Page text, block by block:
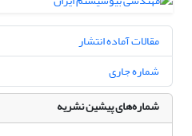
مقالات آماده انتشار
شماره جاری
شماره‌های پیشین نشریه